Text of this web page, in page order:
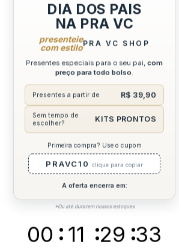
Compra sem Risco
7 dias para reembolso
Atendimento
Via WhatsApp antes e depois da
DESCRIÇÃO COMPLETA
ESPECIFICAÇÕES
CUIDADOS
AVALIAÇÕES
DIA DOS PAIS
NA PRA VC
presenteie
com estiloPRA VC SHOP
Presentes especiais para o seu pai, com
preço para todo bolso.
Presentes a partir de R$ 39,90
Sem tempo de
escolher?
KITS PRONTOS
Primeira compra? Use o cupom
PRAVC10 clique para copiar
A oferta encerra em:
*Ou até durarem nossos estoques
00 11 29 32